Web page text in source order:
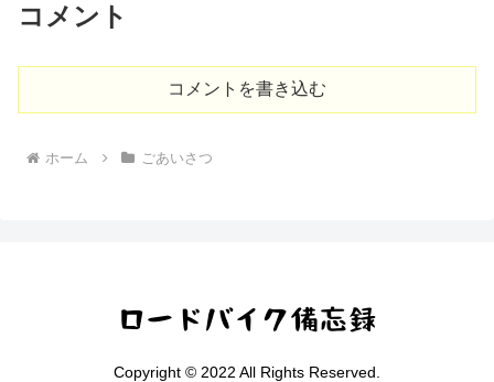
コメント
コメントを書き込む
ホーム ごあいさつ
Copyright © 2022 All Rights Reserved.